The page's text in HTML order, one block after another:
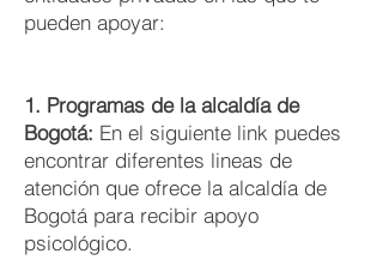
pueden apoyar:
1. Programas de la alcaldía de
Bogotá: En el siguiente link puedes
encontrar diferentes lineas de
atención que ofrece la alcaldía de
Bogotá para recibir apoyo
psicológico.